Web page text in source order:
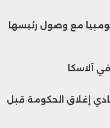
سيادي ضخم
إلى 7 تريليونات دولار، على أن
مباشرة قد
مع وصول رئيسها
إغلاق الحكومة قبل